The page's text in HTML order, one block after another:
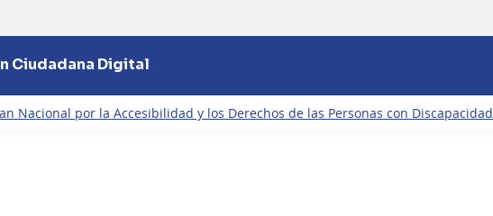
Ciudadana Digital
Nacional por la Accesibilidad y los Derechos de las Personas con Discapacidad